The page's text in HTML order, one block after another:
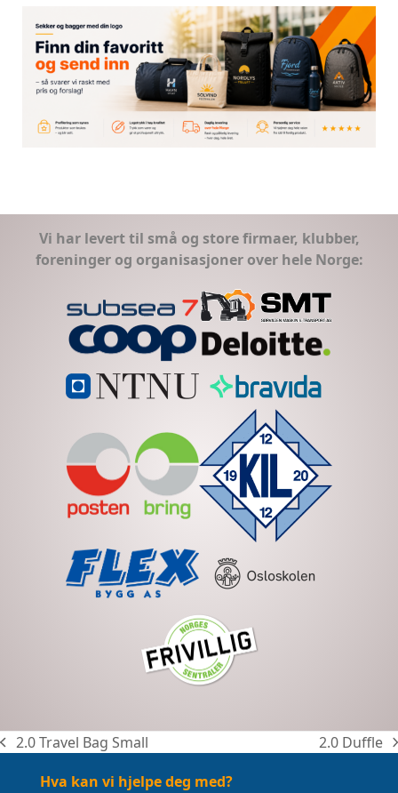
Vi har levert til små og store firmaer, klubber,
foreninger og organisasjoner over hele Norge:
previous
2.0 Travel Bag Small
next
2.0 Duffle
Hva kan vi hjelpe deg med?